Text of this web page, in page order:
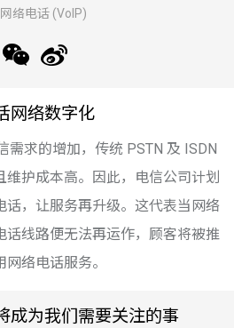
网络电话 (VoIP)
网络数字化
需求的增加，传统 PSTN 及 ISDN
护成本高。因此，电信公司计划
话，让服务再升级。这代表当网络
话线路便无法再运作，顾客将被推
网络电话服务。
成为我们需要关注的事